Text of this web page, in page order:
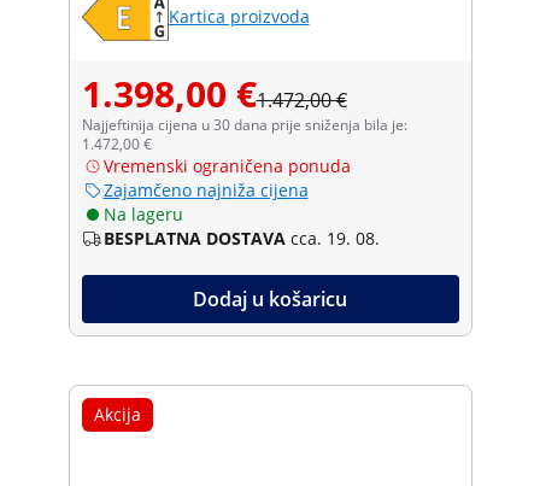
Kartica proizvoda
1.398,00 €1.472,00 €
Najjeftinija cijena u 30 dana prije sniženja bila je:
1.472,00 €
Vremenski ograničena ponuda
Zajamčeno najniža cijena
Na lageru
BESPLATNA DOSTAVA cca. 19. 08.
Dodaj u košaricu
Akcija